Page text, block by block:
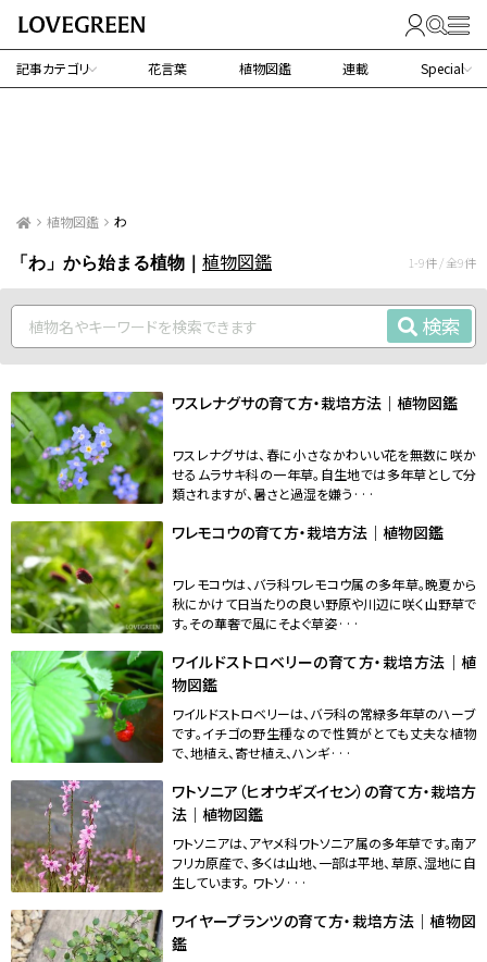
記事カテゴリ 花言葉 植物図鑑 連載 Special
植物図鑑 わ
「わ」から始まる植物｜ 植物図鑑 1-9件 / 全9件
検索
ワスレナグサの育て方・栽培方法｜植物図鑑
ワスレナグサは、春に小さなかわいい花を無数に咲か
せるムラサキ科の一年草。自生地では多年草として分
類されますが、暑さと過湿を嫌う···
ワレモコウの育て方・栽培方法｜植物図鑑
ワレモコウは、バラ科ワレモコウ属の多年草。晩夏から
秋にかけて日当たりの良い野原や川辺に咲く山野草で
す。その華奢で風にそよぐ草姿···
ワイルドストロベリーの育て方・栽培方法｜植
物図鑑
ワイルドストロベリーは、バラ科の常緑多年草のハーブ
です。イチゴの野生種なので性質がとても丈夫な植物
で、地植え、寄せ植え、ハンギ···
ワトソニア（ヒオウギズイセン）の育て方・栽培方
法｜植物図鑑
ワトソニアは、アヤメ科ワトソニア属の多年草です。南ア
フリカ原産で、多くは山地、一部は平地、草原、湿地に自
生しています。 ワトソ···
ワイヤープランツの育て方・栽培方法｜植物図
鑑